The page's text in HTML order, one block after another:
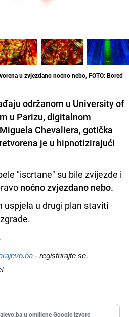
u zvjezdano noćno nebo, FOTO: Bored
održanom u University of
u Parizu, digitalnom
Miguela Chevaliera, gotička
je u hipnotizirajući
"iscrtane" su bile zvijezde i
noćno zvjezdano nebo.
uspjela u drugi plan staviti
- registrirajte se,
u omiljene Google izvore